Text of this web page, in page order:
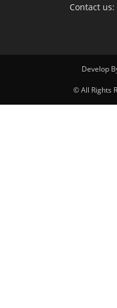
Contact us:
Develop
© All Rights